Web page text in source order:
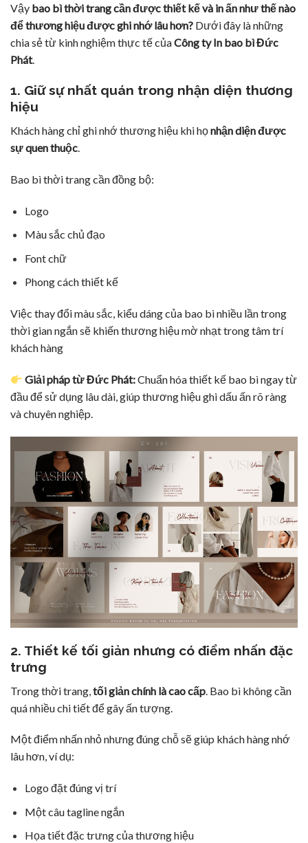
Vậy bao bì thời trang cần được thiết kế và in ấn như thế nào
để thương hiệu được ghi nhớ lâu hơn? Dưới đây là những
chia sẻ từ kinh nghiệm thực tế củaCông ty In bao bì Đức
Phát.
1. Giữ sự nhất quán trong nhận diện thương
hiệu
Khách hàng chỉ ghi nhớ thương hiệu khi họnhận diện được
sự quen thuộc.
Bao bì thời trang cần đồng bộ:
Logo
Màu sắc chủ đạo
Font chữ
Phong cách thiết kế
Việc thay đổi màu sắc, kiểu dáng của bao bì nhiều lần trong
thời gian ngắn sẽ khiến thương hiệu mờ nhạt trong tâm trí
khách hàng
Giải pháp từ Đức Phát:Chuẩn hóa thiết kế bao bì ngay từ
đầu để sử dụng lâu dài, giúp thương hiệu ghi dấu ấn rõ ràng
và chuyên nghiệp.
2. Thiết kế tối giản nhưng có điểm nhấn đặc
trưng
Trong thời trang, tối giản chính là cao cấp . Bao bì không cần
quá nhiều chi tiết để gây ấn tượng.
Một điểm nhấn nhỏ nhưng đúng chỗ sẽ giúp khách hàng nhớ
lâu hơn, ví dụ:
Logo đặt đúng vị trí
Một câu tagline ngắn
Họa tiết đặc trưng của thương hiệu